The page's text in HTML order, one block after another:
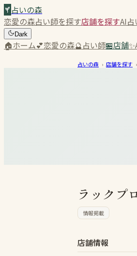
占いの森
恋愛の森占い師を探す店舗を探すAI占
Dark
🏠ホーム💕恋愛の森🔮占い師🏪店舗✨
占いの森 › 店舗を探す ›
ラックプ
情報掲載
店舗情報